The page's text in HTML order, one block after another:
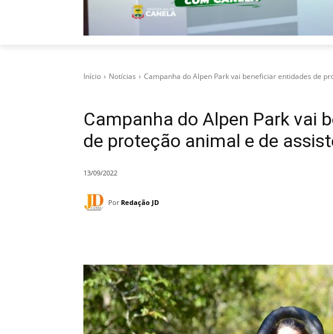
Início Notícias Campanha do Alpen Park vai beneficiar entidades de
Campanha do Alpen Park vai
de proteção animal e de
13/09/2022
Por Redação JD